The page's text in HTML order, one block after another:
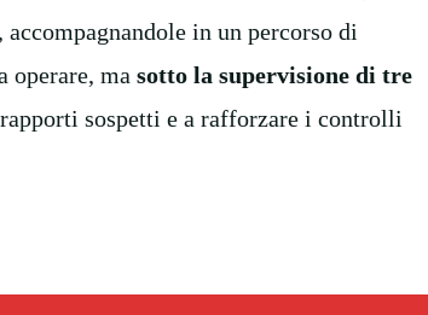
in un percorso di
operare, ma sotto la supervisione di tre
sospetti e a rafforzare i controlli